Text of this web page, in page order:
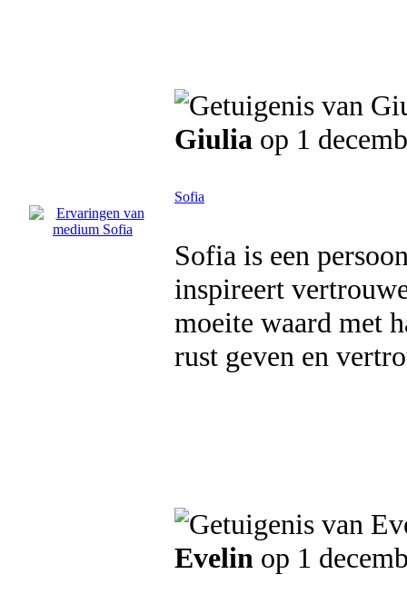
Giulia op 1
Sofia
Sofia is een
inspireert
moeite waard met
rust geven en
Evelin op 1